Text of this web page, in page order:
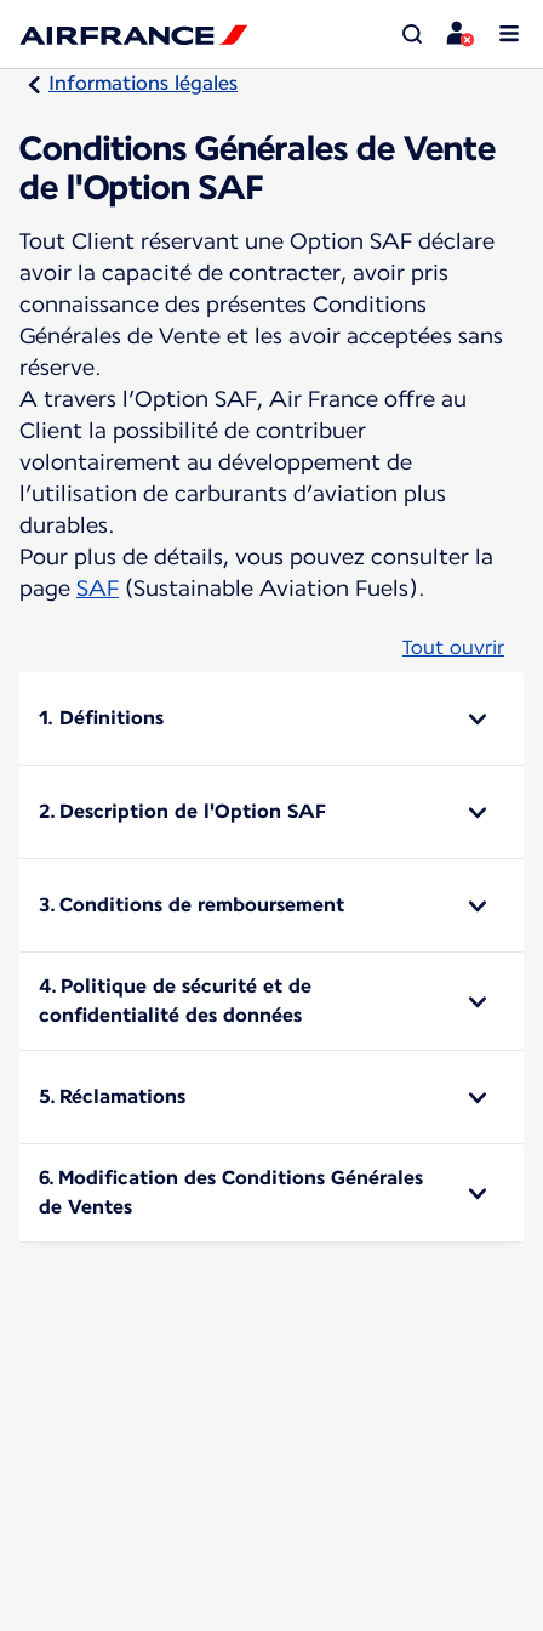
Informations légales
Conditions Générales de Vente
de l'Option SAF
Tout Client réservant une Option SAF déclare
avoir la capacité de contracter, avoir pris
connaissance des présentes Conditions
Générales de Vente et les avoir acceptées sans
réserve.
A travers l’Option SAF, Air France offre au
Client la possibilité de contribuer
volontairement au développement de
l’utilisation de carburants d’aviation plus
durables.
Pour plus de détails, vous pouvez consulter la
page SAF (Sustainable Aviation Fuels).
Tout ouvrir
1. Définitions
2. Description de l'Option SAF
3. Conditions de remboursement
4. Politique de sécurité et de
confidentialité des données
5. Réclamations
6. Modification des Conditions Générales
de Ventes